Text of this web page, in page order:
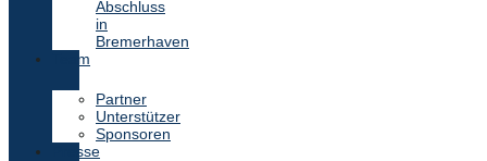
Abschluss
in
Bremerhaven
Team
Partner
Unterstützer
Sponsoren
Presse